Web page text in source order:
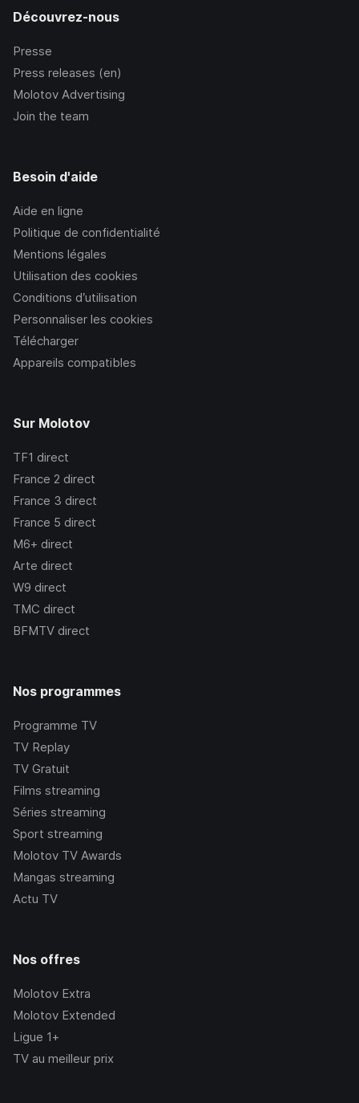
Découvrez-nous
Presse
Press releases (en)
Molotov Advertising
Join the team
Besoin d'aide
Aide en ligne
Politique de confidentialité
Mentions légales
Utilisation des cookies
Conditions d’utilisation
Personnaliser les cookies
Télécharger
Appareils compatibles
Sur Molotov
TF1 direct
France 2 direct
France 3 direct
France 5 direct
M6+ direct
Arte direct
W9 direct
TMC direct
BFMTV direct
Nos programmes
Programme TV
TV Replay
TV Gratuit
Films streaming
Séries streaming
Sport streaming
Molotov TV Awards
Mangas streaming
Actu TV
Nos offres
Molotov Extra
Molotov Extended
Ligue 1+
TV au meilleur prix